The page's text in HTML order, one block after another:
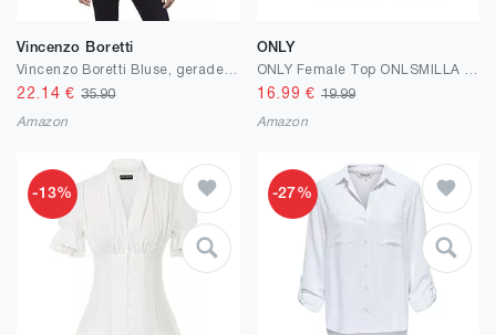
Vincenzo Boretti
22.14 €35.90
Amazon
ONLY
16.99 € 19.99
Amazon
-13% -27%